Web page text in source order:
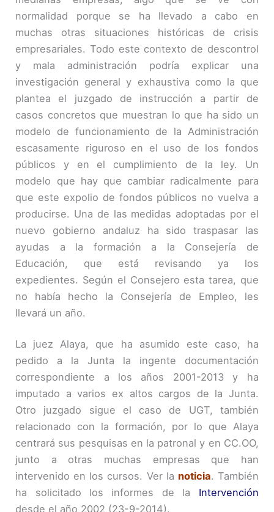
normalidad porque se ha llevado a cabo en
muchas otras situaciones históricas de crisis
empresariales. Todo este contexto de descontrol
y mala administración podría explicar una
investigación general y exhaustiva como la que
plantea el juzgado de instrucción a partir de
casos concretos que muestran lo que ha sido un
modelo de funcionamiento de la Administración
escasamente riguroso en el uso de los fondos
públicos y en el cumplimiento de la ley. Un
modelo que hay que cambiar radicalmente para
que este expolio de fondos públicos no vuelva a
producirse. Una de las medidas adoptadas por el
nuevo gobierno andaluz ha sido traspasar las
ayudas a la formación a la Consejería de
Educación, que está revisando ya los
expedientes. Según el Consejero esta tarea, que
no había hecho la Consejería de Empleo, les
llevará un año.
La juez Alaya, que ha asumido este caso, ha
pedido a la Junta la ingente documentación
correspondiente a los años 2001-2013 y ha
imputado a varios ex altos cargos de la Junta.
Otro juzgado sigue el caso de UGT, también
relacionado con la formación, por lo que Alaya
centrará sus pesquisas en la patronal y en CC.OO,
junto a otras muchas empresas que han
intervenido en los cursos. Ver la noticia. También
ha solicitado los informes de la Intervención
desde el año 2002 (23-9-2014).